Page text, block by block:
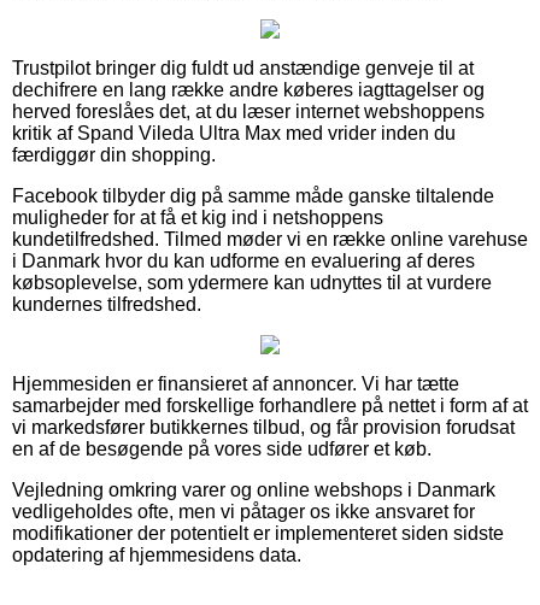
Trustpilot bringer dig fuldt ud anstændige genveje til at
dechifrere en lang række andre køberes iagttagelser og
herved foreslåes det, at du læser internet webshoppens
kritik af Spand Vileda Ultra Max med vrider inden du
færdiggør din shopping.
Facebook tilbyder dig på samme måde ganske tiltalende
muligheder for at få et kig ind i netshoppens
kundetilfredshed. Tilmed møder vi en række online varehuse
i Danmark hvor du kan udforme en evaluering af deres
købsoplevelse, som ydermere kan udnyttes til at vurdere
kundernes tilfredshed.
Hjemmesiden er finansieret af annoncer. Vi har tætte
samarbejder med forskellige forhandlere på nettet i form af at
vi markedsfører butikkernes tilbud, og får provision forudsat
en af de besøgende på vores side udfører et køb.
Vejledning omkring varer og online webshops i Danmark
vedligeholdes ofte, men vi påtager os ikke ansvaret for
modifikationer der potentielt er implementeret siden sidste
opdatering af hjemmesidens data.